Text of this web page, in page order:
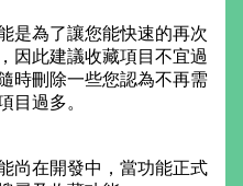
是為了讓您能快速的再次
因此建議收藏項目不宜過
時刪除一些您認為不再需
目過多。
尚在開發中，當功能正式